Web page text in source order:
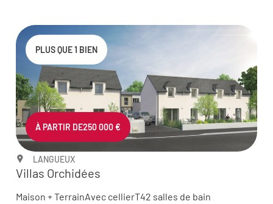
À PARTIR DE250 000 €
PLUS QUE 1 BIEN
LANGUEUX
Villas Orchidées
Maison + TerrainAvec cellierT42 salles de bain